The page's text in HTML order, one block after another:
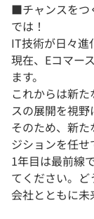
■チャンスをつ
では！
IT技術が日々進
現在、Eコマー
ます。
これからは新
スの展開を視野
そのため、新
ジションを任せ
1年目は最前線
てください。ど
会社とともに未